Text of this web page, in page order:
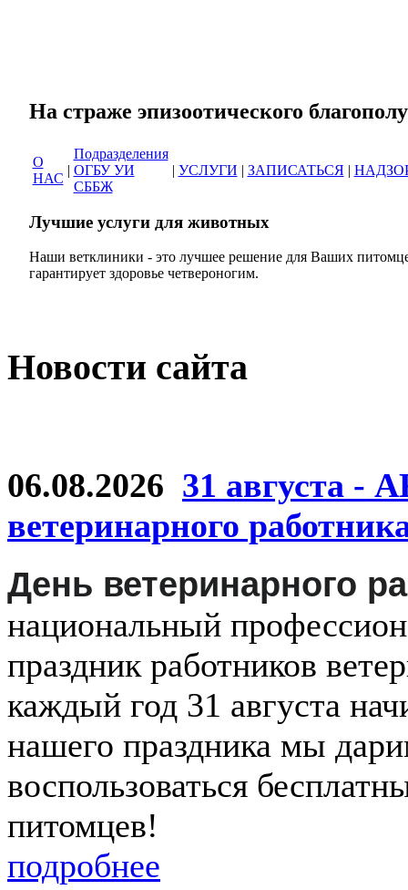
На страже
О
НАС
|
Подразделения
ОГБУ УИ
СББЖ
| УСЛУГИ | ЗАПИСАТЬСЯ |
Лучшие услуги для животных
Наши ветклиники - это лучшее решение для Ваших
гарантирует здоровье четвероногим.
Новости сайта
06.08.2026 31 августа -
ветеринарного
День ветеринарного
национальный
праздник работников
каждый год 31 августа
нашего праздника мы
воспользоваться
питомцев!
подробнее